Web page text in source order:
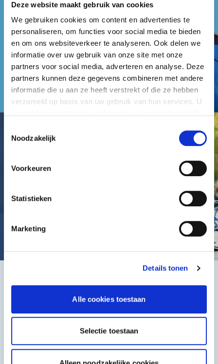
Deze website maakt gebruik van cookies
We gebruiken cookies om content en advertenties te
personaliseren, om functies voor social media te bieden
en om ons websiteverkeer te analyseren. Ook delen we
informatie over uw gebruik van onze site met onze
partners voor social media, adverteren en analyse. Deze
partners kunnen deze gegevens combineren met andere
informatie die u aan ze heeft verstrekt of die ze hebben
verzameld op basis van uw gebruik van hun services. U
Noodzakelijk
Voorkeuren
Statistieken
Marketing
Details tonen
Alle cookies toestaan
Selectie toestaan
Het beste, de goedkoopste